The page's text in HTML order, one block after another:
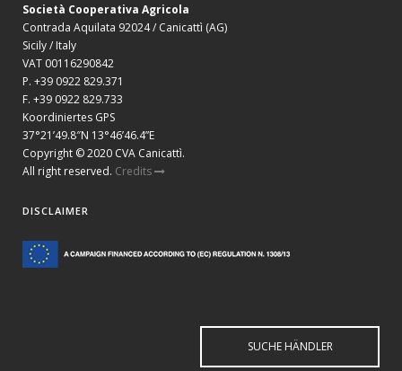
Società Cooperativa Agricola
Contrada Aquilata 92024 / Canicattì (AG)
Sicily / Italy
VAT 00116290842
P. +39 0922 829.371
F. +39 0922 829.733
Koordiniertes GPS
37°21’49.8″N 13°46’46.4”E
Copyright © 2020 CVA Canicattì.
All right reserved. Credits
DISCLAIMER
SUCHE HÄNDLER